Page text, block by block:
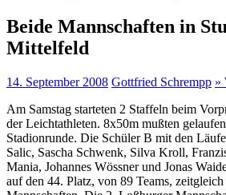
Beide Mannschaften in
Mittelfeld
14. September 2008 Gottfried Schrempp »
Am Samstag starteten 2 Staffeln beim
der Leichtathleten. 8x50m mußten
Stadionrunde. Die Schüler B mit den
Salic, Sascha Schwenk, Silva Kroll,
Mania, Johannes Wössner und Jonas
auf den 44. Platz, von 89 Teams,